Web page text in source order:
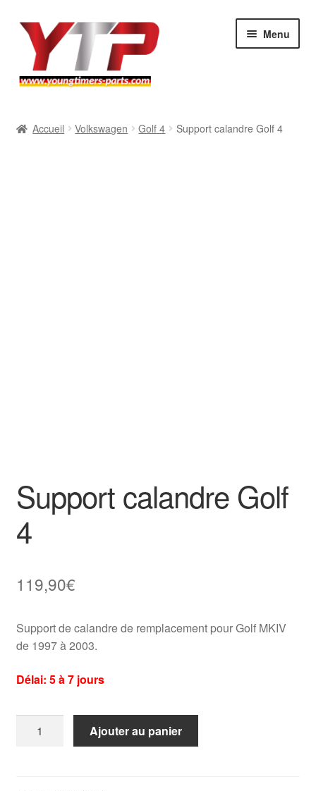
Aller
navigation
Aller
contenu
Menu
Accueil Volkswagen Golf 4 Support calandre Golf 4
Support calandre Golf
4
119,90€
Support de calandre de remplacement pour Golf MKIV
de 1997 à 2003.
Délai: 5 à 7 jours
Ajouter au panier